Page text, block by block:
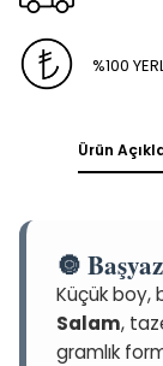
%100
Ürün
🔘
Küçük boy,
Salam,
gramlık